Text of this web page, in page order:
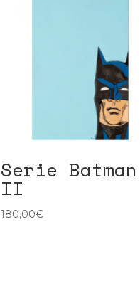
Serie Batman
II
180,00€